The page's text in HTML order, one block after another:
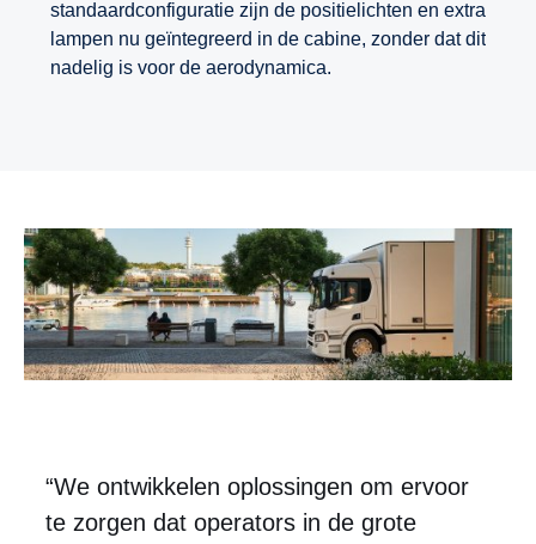
standaardconfiguratie zijn de positielichten en extra
lampen nu geïntegreerd in de cabine, zonder dat dit
nadelig is voor de aerodynamica.
“We ontwikkelen oplossingen om ervoor
te zorgen dat operators in de grote